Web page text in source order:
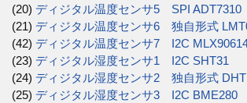
(20) ディジタル温度センサ5 SPI ADT7310
(21) ディジタル温度センサ6 独自形式
(42) ディジタル温度センサ7 I2C
(23) ディジタル湿度センサ1 I2C SHT31
(24) ディジタル湿度センサ2 独自形式
(25) ディジタル湿度センサ3 I2C BME280